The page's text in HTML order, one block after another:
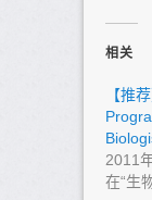
相关
【推
2011
在“生